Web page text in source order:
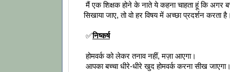
मैं एक शिक्षक होने के नाते ये कहना चाहता हूं कि अगर
सिखाया जाए, तो वो हर विषय में अच्छा प्रदर्शन करता
✅निष्कर्ष
होमवर्क को लेकर तनाव नहीं, मज़ा आएगा।
आपका बच्चा धीरे-धीरे खुद होमवर्क करना सीख